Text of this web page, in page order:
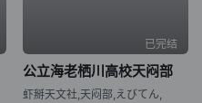
已完结
公立海老栖川高校天闷部
虾掰天文社,天闷部,えびてん,